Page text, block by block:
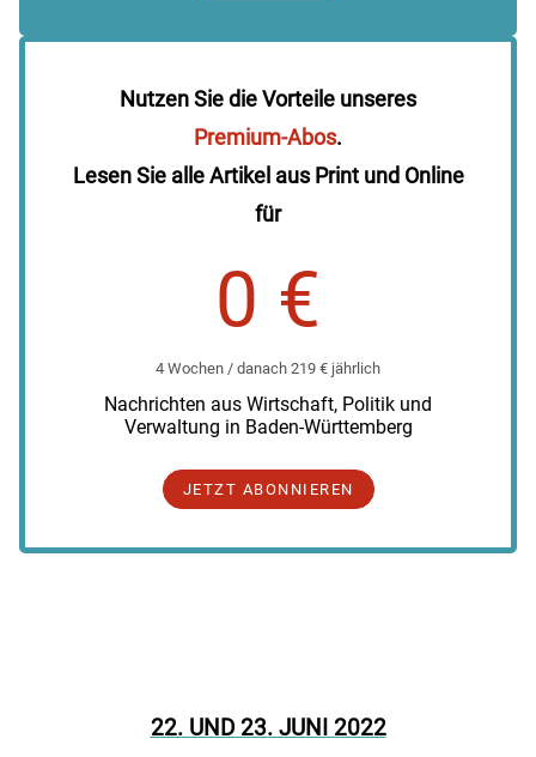
Nutzen Sie die Vorteile unseres
Premium-Abos.
Lesen Sie alle Artikel aus Print und Online
für
0 €
4 Wochen / danach 219 € jährlich
Nachrichten aus Wirtschaft, Politik und
Verwaltung in Baden-Württemberg
JETZT ABONNIEREN
22. UND 23. JUNI 2022